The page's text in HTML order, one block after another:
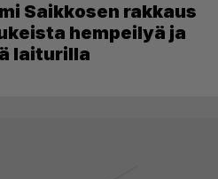
Saikkosen rakkaus
hempeilyä ja
laiturilla